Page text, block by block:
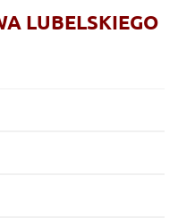
LUBELSKIEGO